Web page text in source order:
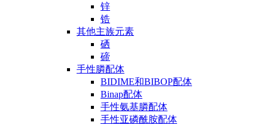
锌
锆
其他主族元素
硒
碲
手性膦配体
BIDIME和BIBOP配体
Binap配体
手性氨基膦配体
手性亚磷酰胺配体